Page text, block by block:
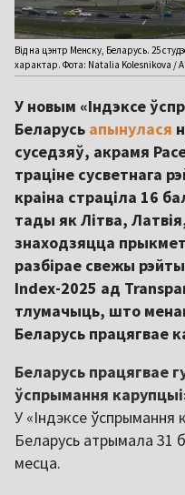
Від на цэнтр Менску, Беларусь. 25
характар. Фота: Natalia Kolesnikova /
У новым «Індэксе
Беларусь апынулася
суседзяў, акрамя
траціне сусветнага
краіна страціла 16
тады як Літва,
знаходзяцца
разбірае свежы
Index-2025 ад
тлумачыць, што
Беларусь працягвае
Беларусь працягвае
ўспрымання
У «Індэксе ўспрымання
Беларусь атрымала 31
месца.